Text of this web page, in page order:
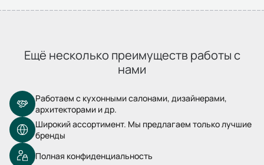
Ещё несколько преимуществ работы с
нами
Работаем с кухонными салонами, дизайнерами,
архитекторами и др.
Широкий ассортимент. Мы предлагаем только лучшие
бренды
Полная конфиденциальность